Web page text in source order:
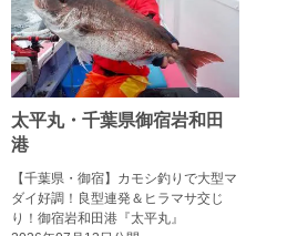
太平丸・千葉県御宿岩和田
港
【千葉県・御宿】カモシ釣りで大型マ
ダイ好調！良型連発＆ヒラマサ交じ
り！御宿岩和田港『太平丸』